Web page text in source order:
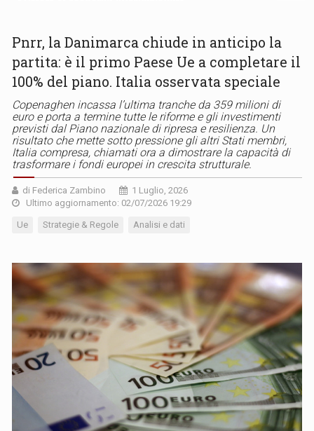
Pnrr, la Danimarca chiude in anticipo la
partita: è il primo Paese Ue a completare il
100% del piano. Italia osservata speciale
Copenaghen incassa l’ultima tranche da 359 milioni di
euro e porta a termine tutte le riforme e gli investimenti
previsti dal Piano nazionale di ripresa e resilienza. Un
risultato che mette sotto pressione gli altri Stati membri,
Italia compresa, chiamati ora a dimostrare la capacità di
trasformare i fondi europei in crescita strutturale.
di Federica Zambino
1 Luglio, 2026
Ultimo aggiornamento: 02/07/2026 19:29
Ue Strategie & Regole Analisi e dati